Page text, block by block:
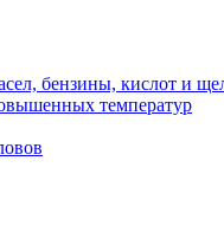
бензины, кислот и
температур